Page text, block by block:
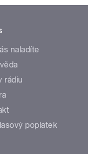
naladíte
rádiu
poplatek